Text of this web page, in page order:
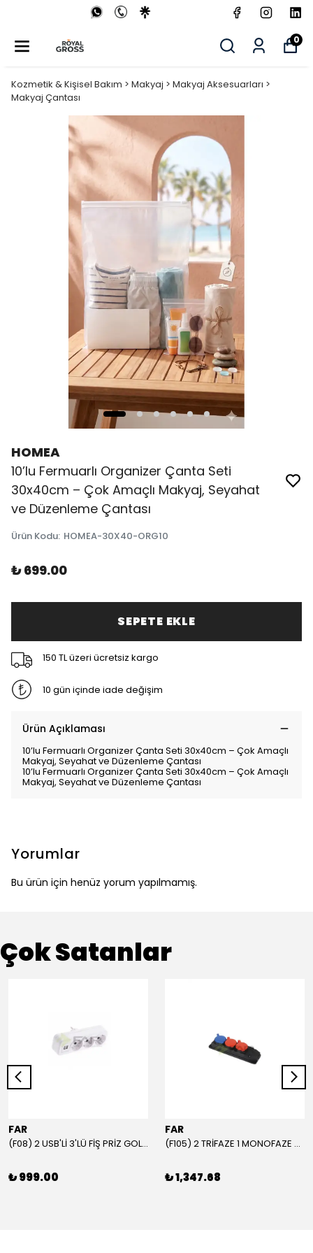
0
Kozmetik & Kişisel Bakım > Makyaj > Makyaj Aksesuarları >
Makyaj Çantası
HOMEA
10’lu Fermuarlı Organizer Çanta Seti
30x40cm – Çok Amaçlı Makyaj, Seyahat
ve Düzenleme Çantası
Ürün Kodu: HOMEA-30X40-ORG10
₺ 699.00
SEPETE EKLE
150 TL üzeri ücretsiz kargo
10 gün içinde iade değişim
Ürün Açıklaması
10’lu Fermuarlı Organizer Çanta Seti 30x40cm – Çok Amaçlı
Makyaj, Seyahat ve Düzenleme Çantası
10’lu Fermuarlı Organizer Çanta Seti 30x40cm – Çok Amaçlı
Makyaj, Seyahat ve Düzenleme Çantası
Yorumlar
Bu ürün için henüz yorum yapılmamış.
Çok Satanlar
FAR
(F08) 2 USB'Lİ 3'LÜ FİŞ PRİZ GOLYAT
₺ 999.00
FAR
(F105) 2 TRİFAZE 1 MONOFAZE GRUP PRİZ
₺ 1,347.68